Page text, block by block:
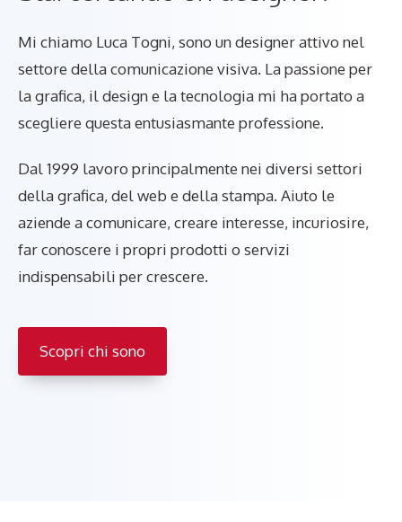
Mi chiamo Luca Togni, sono un designer attivo nel
settore della comunicazione visiva. La passione per
la grafica, il design e la tecnologia mi ha portato a
scegliere questa entusiasmante professione.
Dal 1999 lavoro principalmente nei diversi settori
della grafica, del web e della stampa. Aiuto le
aziende a comunicare, creare interesse, incuriosire,
far conoscere i propri prodotti o servizi
indispensabili per crescere.
Scopri chi sono